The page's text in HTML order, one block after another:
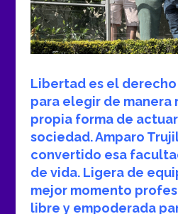
Libertad es el
para elegir de manera
propia forma de
sociedad. Amparo
convertido esa
de vida. Ligera de
mejor momento
libre y empoderada